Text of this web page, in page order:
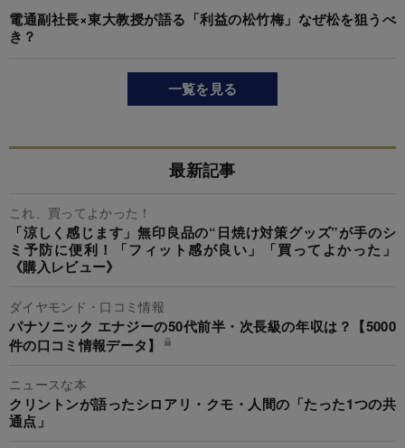
電通副社長×東大教授が語る「利益の松竹梅」なぜ松を狙うべ
き？
一覧を見る
最新記事
これ、買ってよかった！
「涼しく感じます」無印良品の“日焼け対策グッズ”が手のシ
ミ予防に便利！「フィット感が良い」「買ってよかった」
《購入レビュー》
ダイヤモンド・口コミ情報
パナソニック エナジーの50代前半・次長級の年収は？【5000
件の口コミ情報データ】
ニュースな本
クリントンが語ったシロアリ・クモ・人間の「たった1つの共
通点」